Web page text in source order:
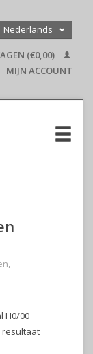
Nederlands
English(€0,00)
MIJN ACCOUNT
H0/00
resultaat